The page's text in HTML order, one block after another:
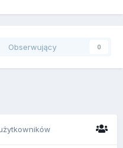
Obserwujący 0